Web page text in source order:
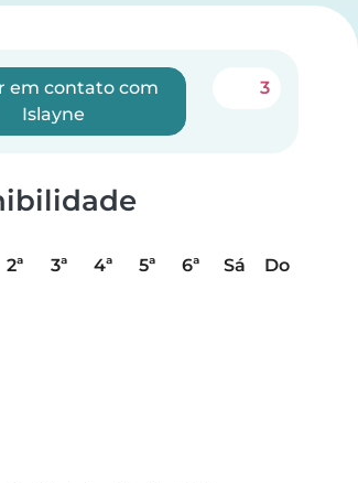
em contato com
Islayne
3
2ª 3ª 4ª 5ª 6ª Sá
Do